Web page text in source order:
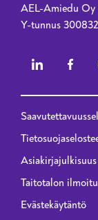
AEL-Amiedu Oy
Y-tunnus
Privacy
Asiakirjajulkisuus
Taitotalon
Evästekäytäntö